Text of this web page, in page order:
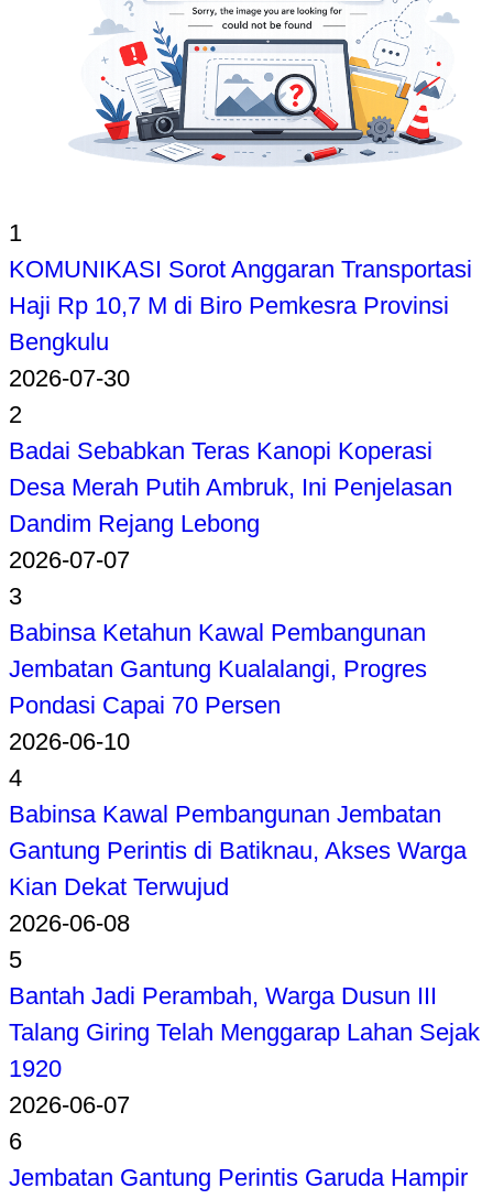
1
KOMUNIKASI Sorot Anggaran Transportasi
Haji Rp 10,7 M di Biro Pemkesra Provinsi
Bengkulu
2026-07-30
2
Badai Sebabkan Teras Kanopi Koperasi
Desa Merah Putih Ambruk, Ini Penjelasan
Dandim Rejang Lebong
2026-07-07
3
Babinsa Ketahun Kawal Pembangunan
Jembatan Gantung Kualalangi, Progres
Pondasi Capai 70 Persen
2026-06-10
4
Babinsa Kawal Pembangunan Jembatan
Gantung Perintis di Batiknau, Akses Warga
Kian Dekat Terwujud
2026-06-08
5
Bantah Jadi Perambah, Warga Dusun III
Talang Giring Telah Menggarap Lahan Sejak
1920
2026-06-07
6
Jembatan Gantung Perintis Garuda Hampir